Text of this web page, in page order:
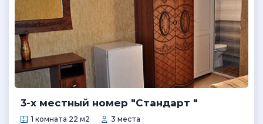
3-х местный номер "Стандарт "
1 комната 22 м2 3 места